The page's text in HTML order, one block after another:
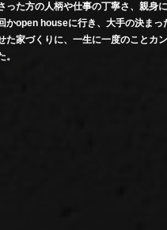
った方の人柄や仕事の丁寧さ、親身に
かopen houseに行き、大手の決まっ
た家づくりに、一生に一度のことカン